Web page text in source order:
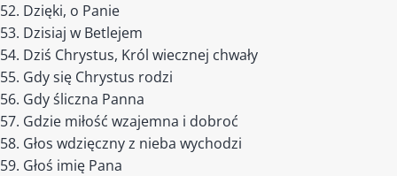
Dzięki, o Panie
Dzisiaj w Betlejem
Dziś Chrystus, Król wiecznej chwały
Gdy się Chrystus rodzi
Gdy śliczna Panna
Gdzie miłość wzajemna i dobroć
Głos wdzięczny z nieba wychodzi
Głoś imię Pana